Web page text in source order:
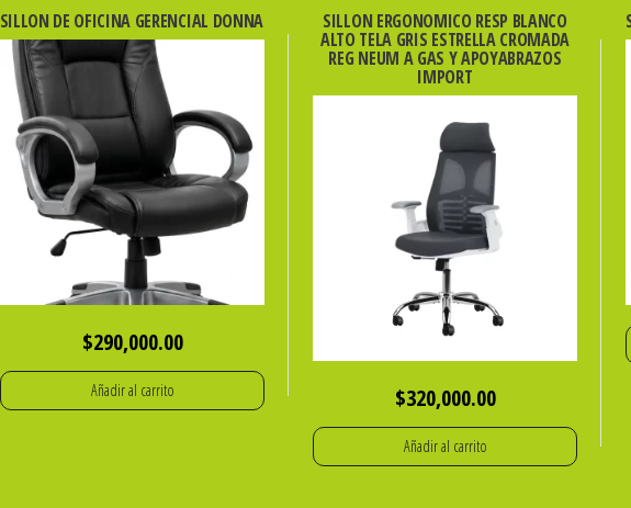
SILLON DE OFICINA GERENCIAL DONNA
$290,000.00
Añadir al carrito
SILLON ERGONOMICO RESP BLANCO
ALTO TELA GRIS ESTRELLA CROMADA
REG NEUM A GAS Y APOYABRAZOS
IMPORT
$320,000.00
Añadir al carrito